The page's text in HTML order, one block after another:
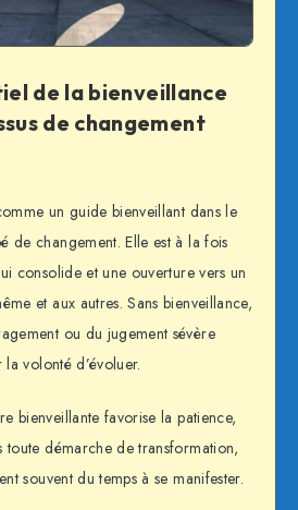
de la bienveillance
de changement
un guide bienveillant dans le
de changement. Elle est à la fois
consolide et une ouverture vers un
et aux autres. Sans bienveillance,
ou du jugement sévère
volonté d’évoluer.
bienveillante favorise la patience,
démarche de transformation,
souvent du temps à se manifester.